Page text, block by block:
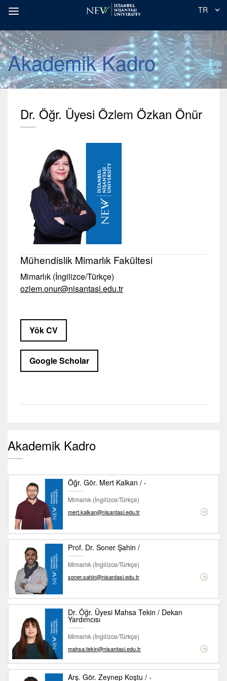
TR
Akademik Kadro
Dr. Öğr. Üyesi Özlem Özkan Önür
Mühendislik Mimarlık Fakültesi
Mimarlık (İngilizce/Türkçe)
ozlem.onur@nisantasi.edu.tr
Yök CV
Google Scholar
Akademik Kadro
Öğr. Gör. Mert Kalkan / -
Mimarlık (İngilizce/Türkçe)
mert.kalkan@nisantasi.edu.tr
Prof. Dr. Soner Şahin /
Mimarlık (İngilizce/Türkçe)
soner.sahin@nisantasi.edu.tr
Dr. Öğr. Üyesi Mahsa Tekin / Dekan
Yardımcısı
Mimarlık (İngilizce/Türkçe)
mahsa.tekin@nisantasi.edu.tr
Arş. Gör. Zeynep Koştu / -